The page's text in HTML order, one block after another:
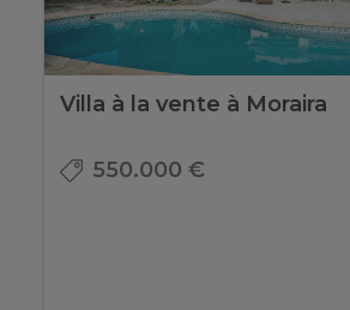
Villa à la vente à Moraira
550.000 €